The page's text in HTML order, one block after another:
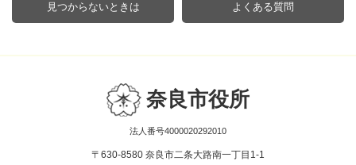
見つからないときは よくある質問
奈良市役所
法人番号4000020292010
〒630-8580 奈良市二条大路南一丁目1-1